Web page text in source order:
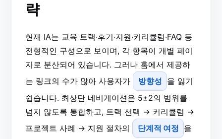
략
현재 IA는 교육 트랙·후기·지원·커리큘럼·FAQ 등
전형적인 구성으로 보이며, 각 항목이 개별 페이
지로 분산되어 있습니다. 그러나 홈에서 제공하
는 링크의 수가 많아 사용자가
방향성 을 잃기
쉽습니다. 최상단 네비게이션은 5±2의 범위를
넘지 않도록 통합하고, 트랙 선택 → 커리큘럼 →
프로젝트 사례 → 지원 절차의
단계적 여정 을